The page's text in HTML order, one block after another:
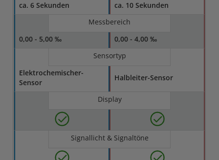
ca. 6 Sekunden
ca. 10 Sekunden
Messbereich
0,00 - 5,00 ‰
0,00 - 4,00 ‰
Sensortyp
Elektrochemischer-
Sensor
Halbleiter-Sensor
Display
Signallicht & Signaltöne